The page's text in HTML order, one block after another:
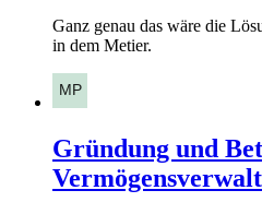
Ganz genau das wäre die
in dem Metier.
Gründung und